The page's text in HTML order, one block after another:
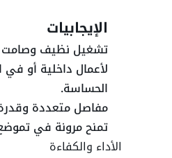
التأرجح
نوع التأرجح
الأداء
الإيجابيات
تشغيل نظيف
لأعمال داخلية أو في
الحساسة.
مفاصل متعددة
تمنح مرونة في
الأداء والكفاءة